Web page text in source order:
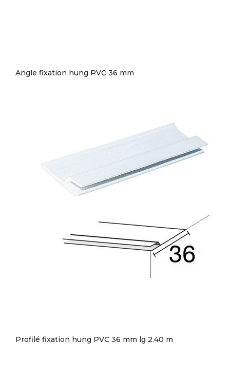
Angle fixation hung PVC 36 mm
Profilé fixation hung PVC 36 mm lg 2.40 m